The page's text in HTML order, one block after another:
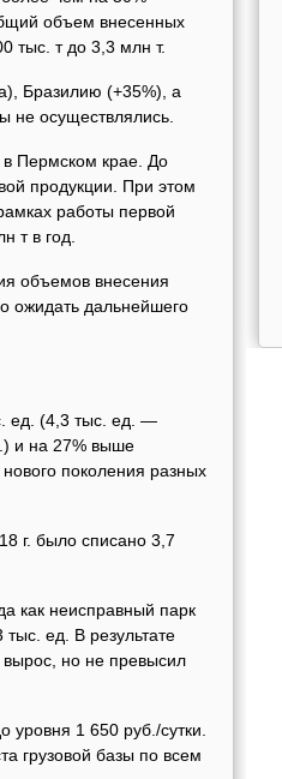
объем внесенных
тыс. т до 3,3 млн т.
Бразилию (+35%), а
не осуществлялись.
в Пермском крае. До
продукции. При этом
работы первой
т в год.
объемов внесения
ожидать дальнейшего
ед. (4,3 тыс. ед. —
и на 27% выше
поколения разных
г. было списано 3,7
как неисправный парк
ед. В результате
вырос, но не превысил
1 650 руб./сутки.
грузовой базы по всем